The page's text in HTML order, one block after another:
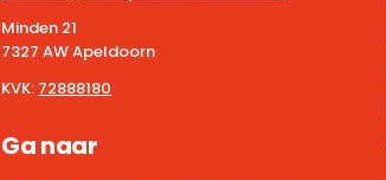
Minden 21
7327 AW Apeldoorn
KVK: 72888180
Ga naar